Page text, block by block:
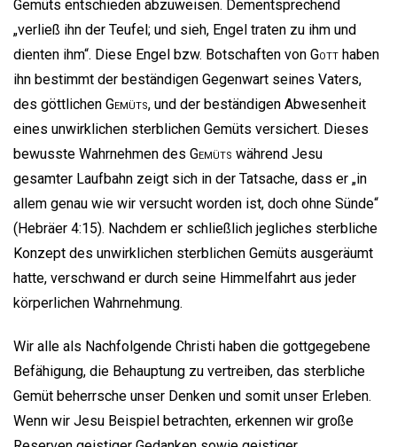
Gemüts entschieden abzuweisen. Dementsprechend
„verließ ihn der Teufel; und sieh, Engel traten zu ihm und
dienten ihm“. Diese Engel bzw. Botschaften von Gott haben
ihn bestimmt der beständigen Gegenwart seines Vaters,
des göttlichen Gemüts, und der beständigen Abwesenheit
eines unwirklichen sterblichen Gemüts versichert. Dieses
bewusste Wahrnehmen des Gemüts während Jesu
gesamter Laufbahn zeigt sich in der Tatsache, dass er „in
allem genau wie wir versucht worden ist, doch ohne Sünde“
(Hebräer 4:15). Nachdem er schließlich jegliches sterbliche
Konzept des unwirklichen sterblichen Gemüts ausgeräumt
hatte, verschwand er durch seine Himmelfahrt aus jeder
körperlichen Wahrnehmung.
Wir alle als Nachfolgende Christi haben die gottgegebene
Befähigung, die Behauptung zu vertreiben, das sterbliche
Gemüt beherrsche unser Denken und somit unser Erleben.
Wenn wir Jesu Beispiel betrachten, erkennen wir große